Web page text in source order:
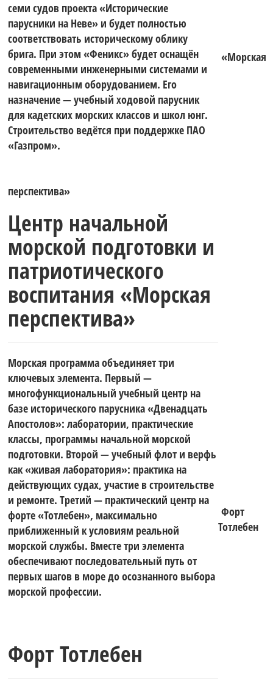
семи судов проекта «Исторические
парусники на Неве» и будет полностью
соответствовать историческому облику
брига. При этом «Феникс» будет оснащён
современными инженерными системами и
навигационным оборудованием. Его
назначение — учебный ходовой парусник
для кадетских морских классов и школ юнг.
Строительство ведётся при поддержке ПАО
«Газпром».
«Морская
перспектива»
Центр начальной
морской подготовки и
патриотического
воспитания «Морская
перспектива»
Морская программа объединяет три
ключевых элемента. Первый —
многофункциональный учебный центр на
базе исторического парусника «Двенадцать
Апостолов»: лаборатории, практические
классы, программы начальной морской
подготовки. Второй — учебный флот и верфь
как «живая лаборатория»: практика на
действующих судах, участие в строительстве
и ремонте. Третий — практический центр на
форте «Тотлебен», максимально
приближенный к условиям реальной
морской службы. Вместе три элемента
обеспечивают последовательный путь от
первых шагов в море до осознанного выбора
морской профессии.
Форт
Тотлебен
Форт Тотлебен